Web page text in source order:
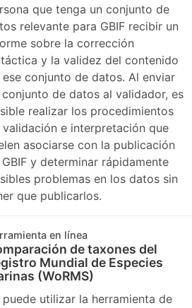
que tenga un conjunto de
relevante para GBIF recibir un
sobre la corrección
y la validez del contenido
ese conjunto de datos. Al enviar
conjunto de datos al validador, es
realizar los procedimientos
validación e interpretación que
asociarse con la publicación
y determinar rápidamente
problemas en los datos sin
que publicarlos.
en línea
de taxones del
Mundial de Especies
(WoRMS)
puede utilizar la herramienta de